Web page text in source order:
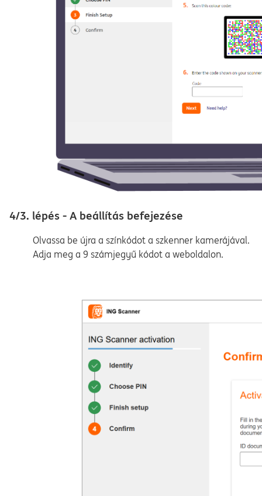
4/3. lépés - A beállítás befejezése
Olvassa be újra a színkódot a szkenner kamerájával.
Adja meg a 9 számjegyű kódot a weboldalon.